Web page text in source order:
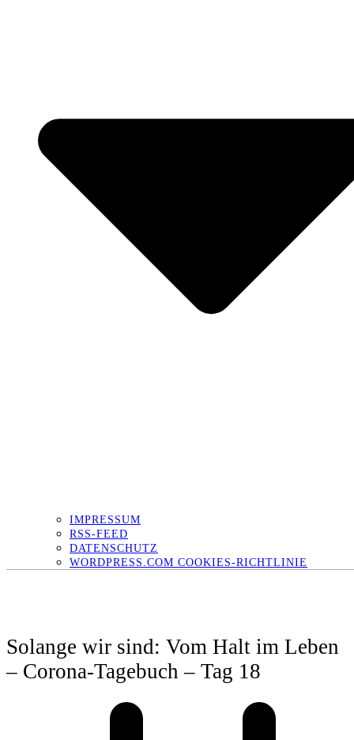
IMPRESSUM
RSS-FEED
DATENSCHUTZ
WORDPRESS.COM COOKIES-RICHTLINIE
Solange wir sind: Vom Halt im Leben
– Corona-Tagebuch – Tag 18